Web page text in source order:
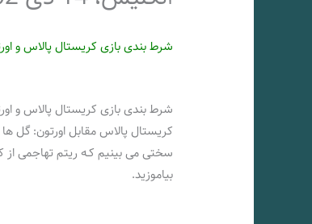
شرط بندی بازی کریستال پالاس و اورتون
کریستال پالاس مقابل اورتون: گل
سختی می بینیم کـه ریتم تهاجمی
بیاموزید.